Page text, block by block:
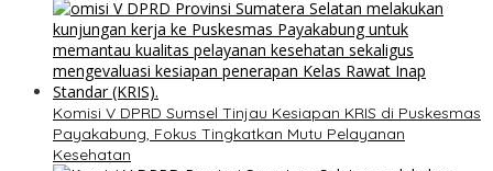
Komisi V DPRD Sumsel Tinjau Kesiapan KRIS di Puskesmas
Payakabung, Fokus Tingkatkan Mutu Pelayanan
Kesehatan